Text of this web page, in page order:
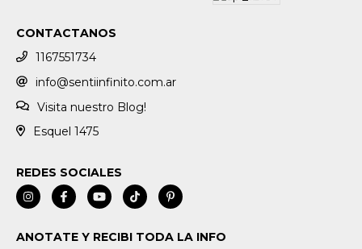
CONTACTANOS
1167551734
info@sentiinfinito.com.ar
Visita nuestro Blog!
Esquel 1475
REDES SOCIALES
ANOTATE Y RECIBI TODA LA INFO